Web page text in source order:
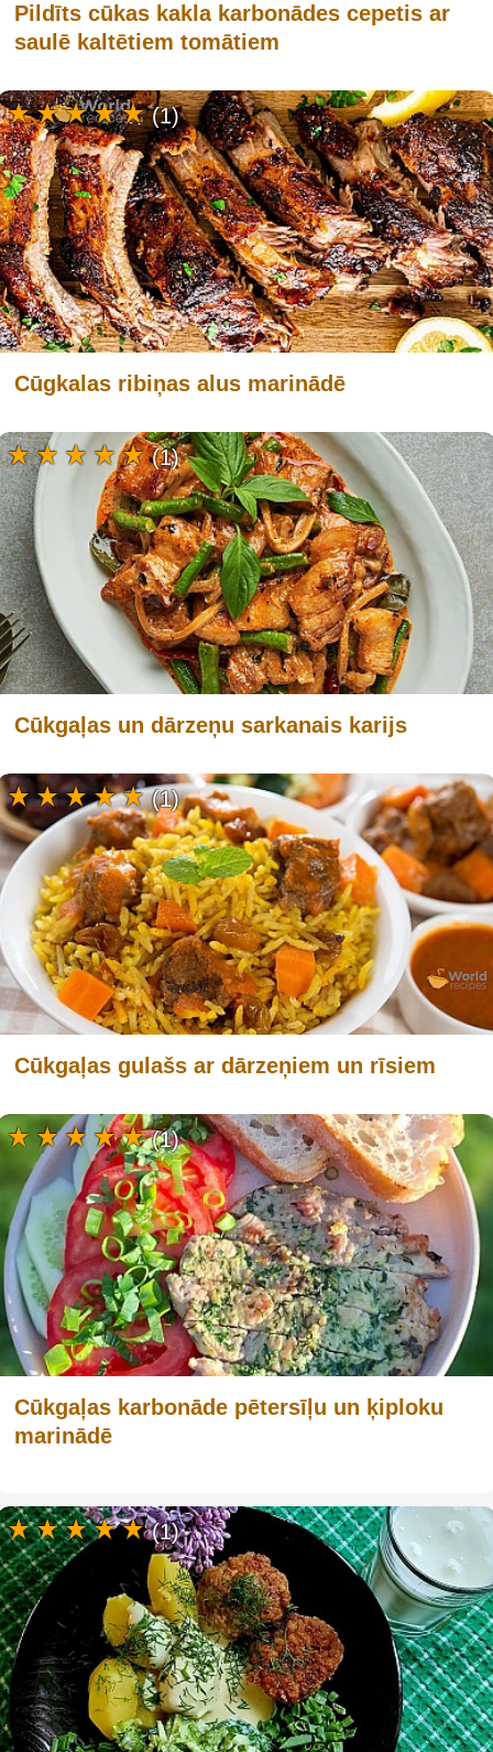
Pildīts cūkas kakla karbonādes cepetis ar
saulē kaltētiem tomātiem
Cūgkalas ribiņas alus marinādē
(1)
Cūkgaļas un dārzeņu sarkanais karijs
(1)
Cūkgaļas gulašs ar dārzeņiem un rīsiem
(1)
Cūkgaļas karbonāde pētersīļu un ķiploku
marinādē
(1)
(1)